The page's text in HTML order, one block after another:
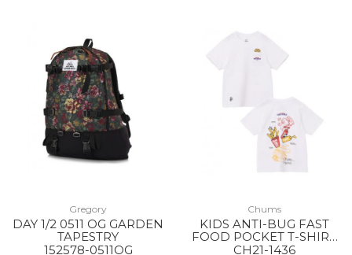
20% Off 20% Off
20% Off 20% Off
30% Off
Gregory
DAY 1/2 0511 OG GARDEN
TAPESTRY
152578-0511OG
Chums
KIDS ANTI-BUG FAST
FOOD POCKET T-SHIRT
W001 WHITE
CH21-1436